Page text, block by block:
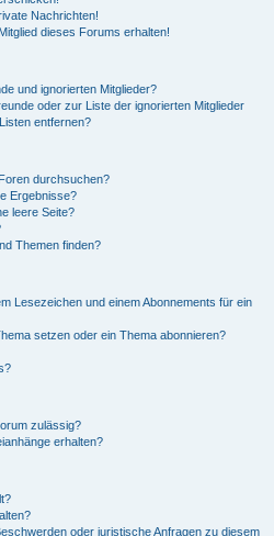
Nachrichten!
dieses Forums erhalten!
und ignorierten Mitglieder?
oder zur Liste der ignorierten Mitglieder
entfernen?
durchsuchen?
Ergebnisse?
leere Seite?
Themen finden?
Lesezeichen und einem Abonnements für ein
setzen oder ein Thema abonnieren?
zulässig?
erhalten?
oder juristische Anfragen zu diesem